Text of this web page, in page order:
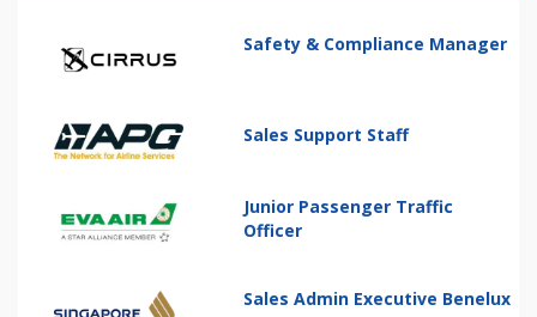
Safety & Compliance Manager
Sales Support Staff
Junior Passenger Traffic
Officer
Sales Admin Executive Benelux